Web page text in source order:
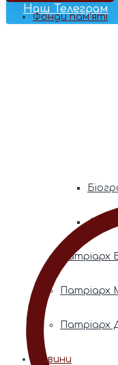
Наш Телеграм
Фонди пам’яті
Патріарх
Патріарх
Патріарх
Новини